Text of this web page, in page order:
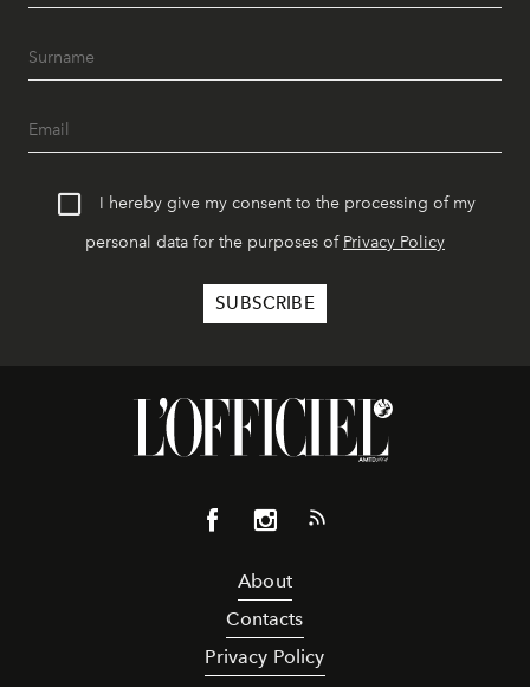
I hereby give my consent to the processing of my
personal data for the purposes of Privacy Policy
About
Contacts
Privacy Policy